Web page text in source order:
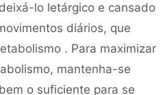
lo letárgico e cansado
diários, que
. Para maximizar
mantenha-se
o suficiente para se